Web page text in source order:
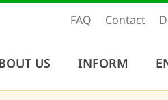
FAQ Contact
US INFORM